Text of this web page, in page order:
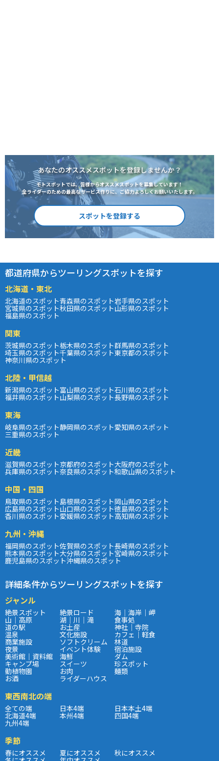
あなたのオススメスポットを登録しませんか？
モトスポットでは、皆様からオススメスポットを募集しています！
全ライダーのための最高なサービス作りに、ご協力よろしくお願いいたします。
スポットを登録する
都道府県からツーリングスポットを探す
北海道・東北
北海道のスポット青森県のスポット岩手県のスポット
宮城県のスポット秋田県のスポット山形県のスポット
福島県のスポット
関東
茨城県のスポット栃木県のスポット群馬県のスポット
埼玉県のスポット千葉県のスポット東京都のスポット
神奈川県のスポット
北陸・甲信越
新潟県のスポット富山県のスポット石川県のスポット
福井県のスポット山梨県のスポット長野県のスポット
東海
岐阜県のスポット静岡県のスポット愛知県のスポット
三重県のスポット
近畿
滋賀県のスポット京都府のスポット大阪府のスポット
兵庫県のスポット奈良県のスポット和歌山県のスポット
中国・四国
鳥取県のスポット島根県のスポット岡山県のスポット
広島県のスポット山口県のスポット徳島県のスポット
香川県のスポット愛媛県のスポット高知県のスポット
九州・沖縄
福岡県のスポット佐賀県のスポット長崎県のスポット
熊本県のスポット大分県のスポット宮崎県のスポット
鹿児島県のスポット沖縄県のスポット
詳細条件からツーリングスポットを探す
ジャンル
絶景スポット 絶景ロード 海｜海岸｜岬
山｜高原 湖｜川｜滝 食事処
道の駅 お土産 神社｜寺院
温泉 文化施設 カフェ｜軽食
商業施設 ソフトクリーム 林道
夜景 イベント体験 宿泊施設
美術館｜資料館 海鮮 ダム
キャンプ場 スイーツ 珍スポット
動植物園 お肉 麺類
お酒 ライダーハウス
東西南北の端
全ての端 日本4端 日本本土4端
北海道4端 本州4端 四国4端
九州4端
季節
春にオススメ 夏にオススメ 秋にオススメ